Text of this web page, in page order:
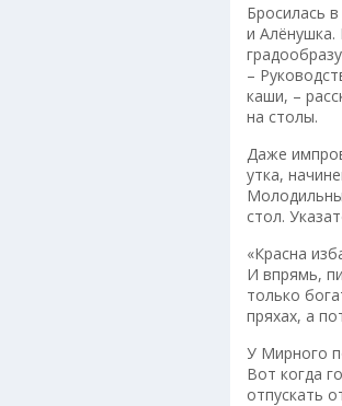
Бросилась
и Алёнушка.
–
каши, –
на столы.
Даже
утка,
стол.
«Красна
И впрямь,
только
пряхах, а
У Мирного
Вот когда
отпускать